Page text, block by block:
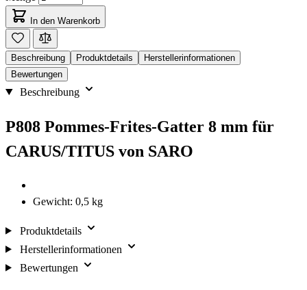
In den Warenkorb
Beschreibung Produktdetails
Herstellerinformationen
Bewertungen
Beschreibung
P808 Pommes-Frites-Gatter 8 mm für
CARUS/TITUS von SARO
Gewicht: 0,5 kg
Produktdetails
Herstellerinformationen
Bewertungen